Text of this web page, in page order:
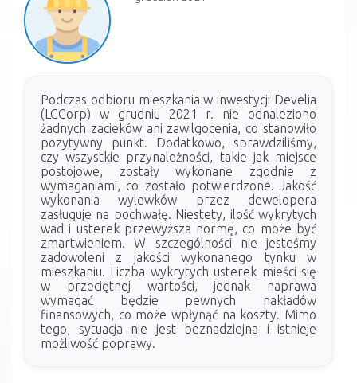
Podczas odbioru mieszkania w inwestycji Develia
(LCCorp) w grudniu 2021 r. nie odnaleziono
żadnych zacieków ani zawilgocenia, co stanowiło
pozytywny punkt. Dodatkowo, sprawdziliśmy,
czy wszystkie przynależności, takie jak miejsce
postojowe, zostały wykonane zgodnie z
wymaganiami, co zostało potwierdzone. Jakość
wykonania wylewków przez dewelopera
zasługuje na pochwałę. Niestety, ilość wykrytych
wad i usterek przewyższa normę, co może być
zmartwieniem. W szczególności nie jesteśmy
zadowoleni z jakości wykonanego tynku w
mieszkaniu. Liczba wykrytych usterek mieści się
w przeciętnej wartości, jednak naprawa
wymagać będzie pewnych nakładów
finansowych, co może wpłynąć na koszty. Mimo
tego, sytuacja nie jest beznadziejna i istnieje
możliwość poprawy.